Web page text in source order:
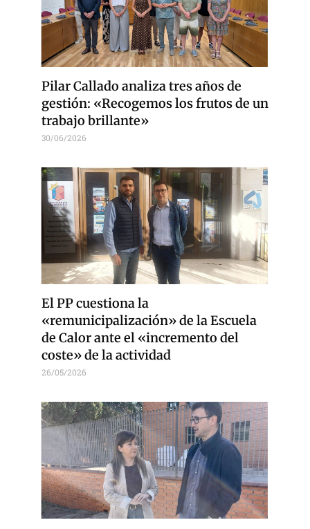
Pilar Callado analiza tres años de
gestión: «Recogemos los frutos de un
trabajo brillante»
30/06/2026
El PP cuestiona la
«remunicipalización» de la Escuela
de Calor ante el «incremento del
coste» de la actividad
26/05/2026